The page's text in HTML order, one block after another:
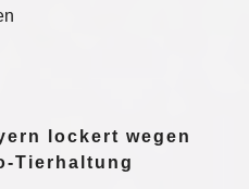
lockert wegen
Tierhaltung